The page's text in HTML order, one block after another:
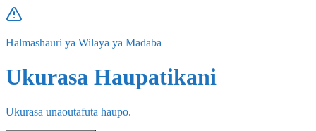
Halmashauri ya Wilaya ya Madaba
Ukurasa Haupatikani
Ukurasa unaoutafuta haupo.